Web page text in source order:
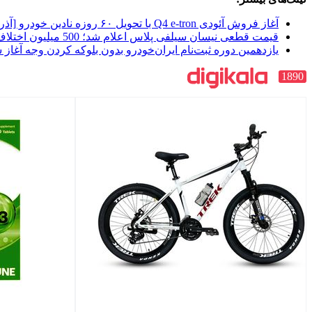
آغاز فروش آئودی Q4 e-tron با تحویل ۶۰ روزه نادین خودرو [آذر 1404]
قیمت قطعی نیسان سیلفی پلاس اعلام شد؛ 500 میلیون اختلاف با بازار [آذر 1404]
یازدهمین دوره ثبت‌نام ایران‌خودرو بدون بلوکه کردن وجه
1890